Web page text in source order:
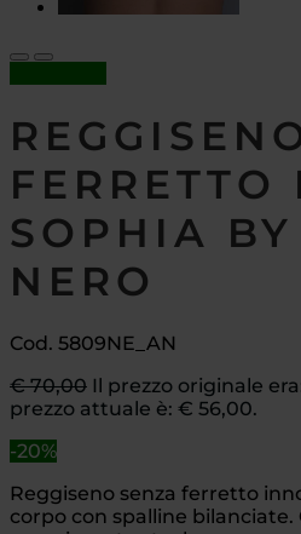
FERRETTO
SOPHIA
NERO
Cod. 5809NE_AN
€70,00 Il prezzo originale
prezzo attuale è: € 56,00.
-20%
Reggiseno senza ferretto
corpo con spalline bilanciate.